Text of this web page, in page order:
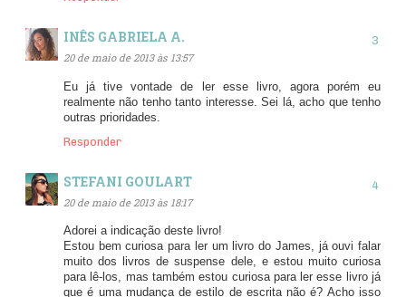
INÊS GABRIELA A.
20 de maio de 2013 às 13:57
Eu já tive vontade de ler esse livro, agora porém eu
realmente não tenho tanto interesse. Sei lá, acho que tenho
outras prioridades.
Responder
STEFANI GOULART
20 de maio de 2013 às 18:17
Adorei a indicação deste livro!
Estou bem curiosa para ler um livro do James, já ouvi falar
muito dos livros de suspense dele, e estou muito curiosa
para lê-los, mas também estou curiosa para ler esse livro já
que é uma mudança de estilo de escrita não é? Acho isso